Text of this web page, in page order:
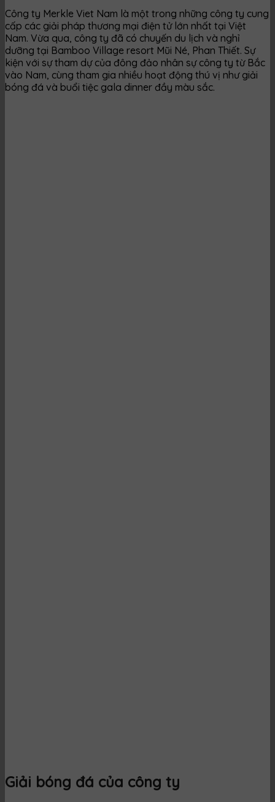
Công ty Merkle Viet Nam là một trong những công ty cung
cấp các giải pháp thương mại điện tử lớn nhất tại Việt
Nam. Vừa qua, công ty đã có chuyến du lịch và nghỉ
dưỡng tại Bamboo Village resort Mũi Né, Phan Thiết. Sự
kiện với sự tham dự của đông đảo nhân sự công ty từ Bắc
vào Nam, cùng tham gia nhiều hoạt động thú vị như giải
bóng đá và buổi tiệc gala dinner đầy màu sắc.
Giải bóng đá của công ty